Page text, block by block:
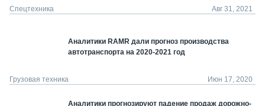
Спецтехника Авг 31, 2021
Аналитики RAMR дали прогноз производства
автотранспорта на 2020-2021 год
Грузовая техника Июн 17, 2020
Аналитики прогнозируют падение продаж дорожно-